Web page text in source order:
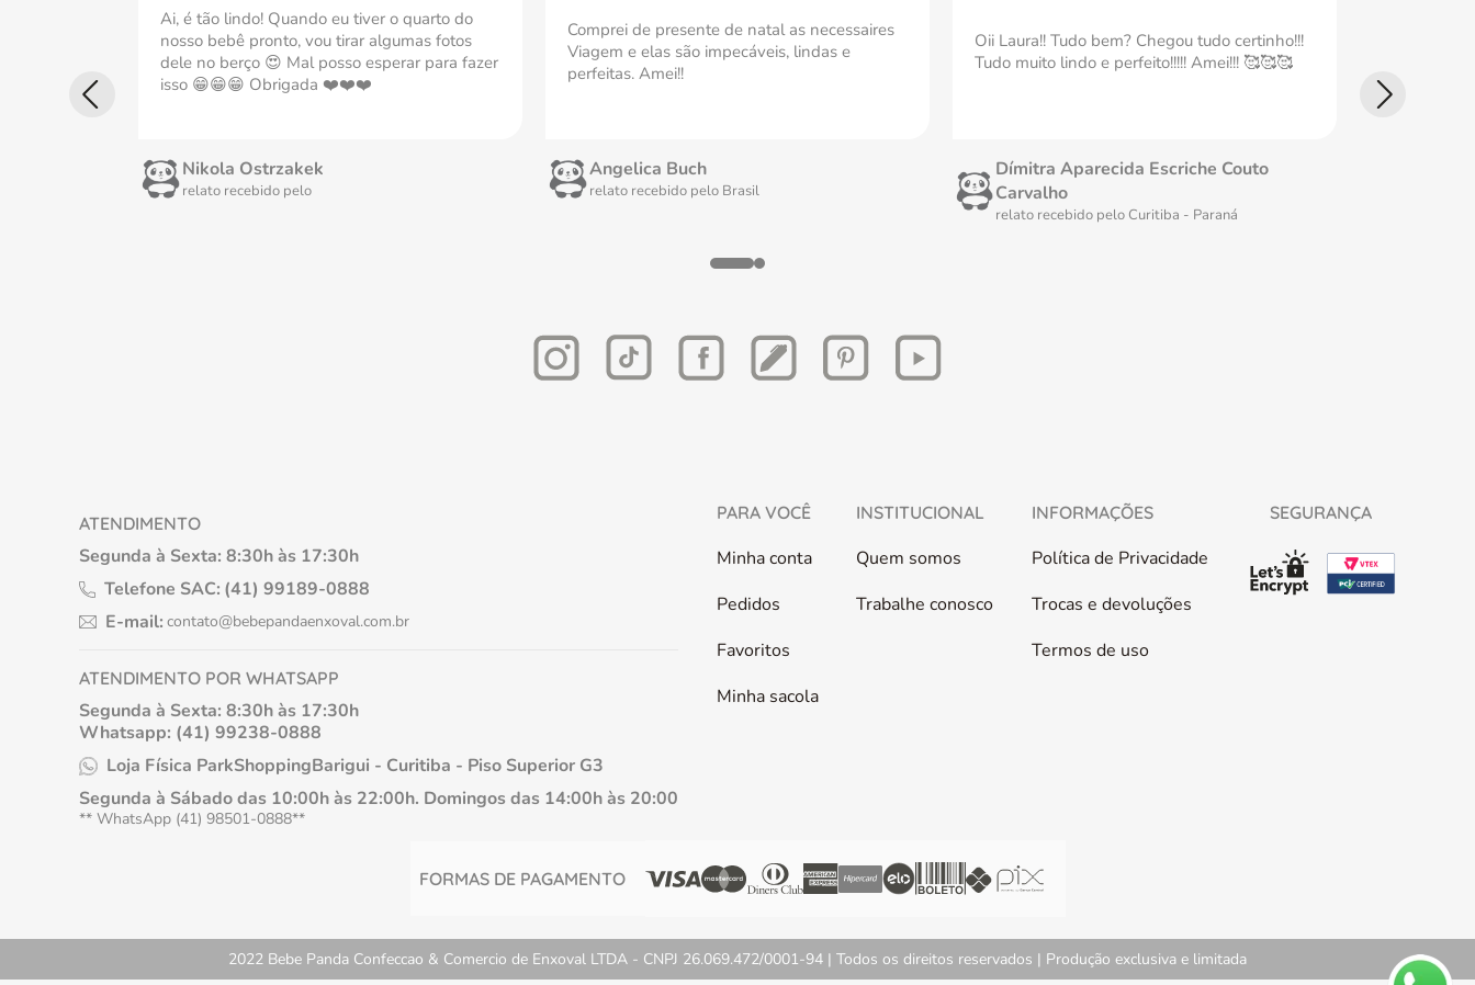
Ai, é tão lindo! Quando eu tiver o quarto do
nosso bebê pronto, vou tirar algumas fotos
dele no berço 😍 Mal posso esperar para fazer
isso 😁😁😁 Obrigada ❤️❤️❤️
Nikola Ostrzakek
relato recebido pelo
Comprei de presente de natal as necessaires
Viagem e elas são impecáveis, lindas e
perfeitas. Amei!!
Angelica Buch
relato recebido pelo Brasil
Oii Laura!! Tudo bem? Chegou tudo certinho!!!
Tudo muito lindo e perfeito!!!!! Amei!!! 🥰🥰🥰
Dímitra Aparecida Escriche Couto
Carvalho
relato recebido pelo Curitiba - Paraná
ATENDIMENTO
Segunda à Sexta: 8:30h às 17:30h
Telefone SAC: (41) 99189-0888
E-mail: contato@bebepandaenxoval.com.br
ATENDIMENTO POR WHATSAPP
Segunda à Sexta: 8:30h às 17:30h
Whatsapp: (41) 99238-0888
Loja Física ParkShoppingBarigui - Curitiba - Piso Superior G3
Segunda à Sábado das 10:00h às 22:00h. Domingos das 14:00h às 20:00
** WhatsApp (41) 98501-0888**
PARA VOCÊ
Minha conta
Pedidos
Favoritos
Minha sacola
INSTITUCIONAL
Quem somos
Trabalhe conosco
INFORMAÇÕES
Política de Privacidade
Trocas e devoluções
Termos de uso
SEGURANÇA
FORMAS DE PAGAMENTO
2022 Bebe Panda Confeccao & Comercio de Enxoval LTDA - CNPJ 26.069.472/0001-94 | Todos os direitos reservados | Produção exclusiva e limitada